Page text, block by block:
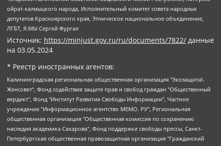
ойрат-калмыцкого народа, Исполнительный комитет совета народных
депутатов Красноярского края, Этническое национальное объединение,
ЛГБТ, Я.МЫ Сергей Фургал
Источник: https://minjust.gov.ru/ru/documents/7822/ данные
на 03.05.2024
* Реестр иностранных агентов:
Калининградская региональная общественная организация "Экозащита!-Женсовет", Фонд содействия защите прав и свобод граждан "Общественный вердикт", Фонд "Институт Развития Свободы Информации", Частное учреждение "Информационное агентство МЕМО. РУ", Региональная общественная организация "Общественная комиссия по сохранению наследия академика Сахарова", Фонд поддержки свободы прессы, Санкт-Петербургская общественная правозащитная организация "Гражданский контроль", Межрегиональная общественная организация "Информационно-просветительский центр "Мемориал", Региональный Фонд "Центр Защиты Прав Средств Массовой Информации", с 05.12.2023 Фонд "Центр Защиты Прав Средств массовой информации", Региональная общественная благотворительная организация помощи беженцам и мигрантам "Гражданское содействие", Негосударственное образовательное учреждение дополнительного профессионального образования (повышение квалификации) специалистов "АКАДЕМИЯ ПО ПРАВАМ ЧЕЛОВЕКА", Свердловская региональная общественная организация "Сутяжник", Автономная некоммерческая организация "Центр независимых социологических исследований", Союз общественных объединений "Российский исследовательский центр по правам человека", Региональное общественное учреждение научно-информационный центр "МЕМОРИАЛ", Некоммерческая организация "Фонд защиты гласности", Автономная некоммерческая организация "Институт прав человека", Городская общественная организация "Екатеринбургское общество "МЕМОРИАЛ", Городская общественная организация "Рязанское историко-просветительское и правозащитное общество "Мемориал" (Рязанский Мемориал), Челябинский региональный орган общественной самодеятельности – женское общественное объединение "Женщины Евразии", Челябинский региональный орган общественной самодеятельности "Уральская правозащитная группа", Фонд содействия защите здоровья и социальной справедливости имени Андрея Рылькова, Автономная Некоммерческая Организация "Аналитический Центр Юрия Левады", Автономная некоммерческая организация социальной поддержки населения "Проект Апрель", Региональная общественная организация помощи женщинам и детям, находящимся в кризисной ситуации "Информационно-методический центр "Анна", Фонд содействия развитию массовых коммуникаций и правовому просвещению "Так-так-Так", Фонд содействия устойчивому развитию "Серебряная тайга", Свердловский региональный общественный фонд социальных проектов "Новое время", "Idel.Реалии", Кавказ.Реалии, Крым.Реалии, Телеканал Настоящее Время, Татаро-башкирская служба Радио Свобода (Azatliq Radiosi), Радио Свободная Европа/Радио Свобода (PCE/PC), "Сибирь.Реалии", "Фактограф", Благотворительный фонд помощи осужденным и их семьям, Автономная некоммерческая организация "Институт глобализации и социальных движений", Фонд "В защиту прав заключенных", Частное учреждение "Центр поддержки и содействия развитию средств массовой информации", Пензенский региональный общественный благотворительный фонд "Гражданский союз", "Север.Реалии", Некоммерческая организация Фонд "Правовая инициатива", Общество с ограниченной ответственностью "Радио Свободная Европа/Радио Свобода", Чешское информационное агентство "MEDIUM-ORIENT", Красноярская региональная общественная организация "Мы против СПИДа", Камалягин Денис Николаевич, Маркелов Сергей Евгеньевич, Пономарев Лев Александрович, Савицкая Людмила Алексеевна, Автономная некоммерческая организация "Центр по работе с проблемой насилия "НАСИЛИЮ.НЕТ", Межрегиональный профессиональный союз работников здравоохранения "Альянс врачей", Юридическое лицо, зарегистрированное в Латвийской Республике, SIA "Medusa Project" (регистрационный номер 40103797863, дата регистрации 10.06.2014), Некоммерческая организация "Фонд по борьбе с коррупцией", Автономная некоммерческая организация "Институт права и публичной политики", Баданин Роман Сергеевич, Гликин Максим Александрович, Железнова Мария Михайловна, Лукьянова Юлия Сергеевна, Маетная Елизавета Витальевна, Маняхин Петр Борисович, Чуракова Ольга Владимировна, Ярош Юлия Петровна, Юридическое лицо "The Insider SIA", зарегистрированное в Риге, Латвийская Республика (дата регистрации 26.06.2015), являющееся администратором доменного имени интернет-издания "The Insider SIA", https://theins.ru, Постернак Алексей Евгеньевич, Рубин Михаил Аркадьевич, Анин Роман Александрович, Юридическое лицо Istories fonds, зарегистрированное в Латвийской Республике (регистрационный номер 50008295751, дата регистрации 24.02.2020), Великовский Дмитрий Александрович, Долинина Ирина Николаевна, Мароховская Алеся Алексеевна, Шлейнов Роман Юрьевич, Шмагун Олеся Валентиновна, Общество с ограниченной ответственностью "Альтаир 2021", Общество с ограниченной ответственностью "Вега 2021", Общество с ограниченной ответственностью "Главный редактор 2021", Общество с ограниченной ответственностью "Ромашки монолит", Важенков Артем Валерьевич, Ивановская областная общественная организация "Центр гендерных исследований", Гурман Юрий Альбертович, Медиапроект "ОВД-Инфо", Егоров Владимир Владимирович, Жилинский Владимир Александрович, Общество с ограниченной ответственностью "ЗП", Иванова София Юрьевна, Карезина Инна Павловна, Кильтау Екатерина Викторовна, Петров Алексей Викторович, Пискунов Сергей Евгеньевич, Смирнов Сергей Сергеевич, Тихонов Михаил Сергеевич, Общество с ограниченной ответственностью "ЖУРНАЛИСТ-ИНОСТРАННЫЙ АГЕНТ", Арапова Галина Юрьевна, Вольтская Татьяна Анатольевна, Американская компания "Mason G.E.S. Anonymous Foundation" (США), являющаяся владельцем интернет-издания https://mnews.world/, Компания "Stichting Bellingcat", зарегистрированная в Нидерландах (дата регистрации 11.07.2018), Захаров Андрей Вячеславович, Клепиковская Екатерина Дмитриевна, Общество с ограниченной ответственностью "МЕМО", Перл Роман Александрович, Симонов Евгений Алексеевич, Соловьева Елена Анатольевна, Сотников Даниил Владимирович, Сурначева Елизавета Дмитриевна, Автономная некоммерческая организация по защите прав человека и информированию населения "Якутия – Наше Мнение", Общество с ограниченной ответственностью "Москоу диджитал медиа", с 26.01.2023 Общество с ограниченной ответственностью "Чайка Белые сады", Ветошкина Валерия Валерьевна, Заговора Максим Александрович, Межрегиональное общественное движение "Российская ЛГБТ - сеть", Оленичев Максим Владимирович, Павлов Иван Юрьевич, Скворцова Елена Сергеевна, Общество с ограниченной ответственностью "Как бы инагент", Кочетков Игорь Викторович, Общество с ограниченной ответственностью "Честные выборы", Еланчик Олег Александрович, Общество с ограниченной ответственностью "Нобелевский призыв", Гималова Регина Эмилевна, Григорьев Андрей Валерьевич, Григорьева Алина Александровна, Ассоциация по содействию защите прав призывников, альтернативнослужащих и военнослужащих "Правозащитная группа "Гражданин.Армия.Право", Хисамова Регина Фаритовна, Автономная некоммерческая организация по реализации социально-правовых программ "Лилит", Дальневосточное общественное движение "Маяк", Санкт-Петербургская ЛГБТ-инициативная группа "Выход", Инициативная группа ЛГБТ+ "Реверс", Алексеев Андрей Викторович, Бекбулатова Таисия Львовна, Беляев Иван Михайлович, Владыкина Елена Сергеевна, Гельман Марат Александрович, Никульшина Вероника Юрьевна, Толоконникова Надежда Андреевна, Шендерович Виктор Анатольевич, Общество с ограниченной ответственностью "Данное сообщение", Общество с ограниченной ответственностью Издательский дом "Новая глава", Айнбиндер Александра Александровна, Московский комьюнити-центр для ЛГБТ+инициатив, Благотворительный фонд развития филантропии, Deutsche Welle (Германия, Kurt-Schumacher-Strasse 3, 53113 Bonn), Борзунова Мария Михайловна, Воробьев Виктор Викторович, Голубева Анна Львовна, Константинова Алла Михайловна, Малкова Ирина Владимировна, Мурадов Мурад Абдулгалимович, Осетинская Елизавета Николаевна, Понасенков Евгений Николаевич, Ганапольский Матвей Юрьевич, Киселев Евгений Алексеевич, Борухович Ирина Григорьевна, Дремин Иван Тимофеевич, Дубровский Дмитрий Викторович, Красноярская региональная общественная организация поддержки и развития альтернативных образовательных технологий и межкультурных коммуникаций "ИНТЕРРА", Маяковская Екатерина Алексеевна, Фейгин Марк Захарович, Филимонов Андрей Викторович, Дзугкоева Регина Николаевна, Доброхотов Роман Александрович, Дудь Юрий Александрович, Елкин Сергей Владимирович, Кругликов Кирилл Игоревич, Сабунаева Мария Леонидовна, Семенов Алексей Владимирович, Шаинян Карен Багратович, Шульман Екатерина Михайловна, Асафьев Артур Валерьевич, Вахштайн Виктор Семенович, Венедиктов Алексей Алексеевич, Лушникова Екатерина Евгеньевна, Волков Леонид Михайлович, Невзоров Александр Глебович, Пархоменко Сергей Борисович, Сироткин Ярослав Николаевич, Кара-Мурза Владимир Владимирович, Баранова Наталья Владимировна, Гозман Леонид Яковлевич, Кагарлицкий Борис Юльевич, Климарев Михаил Валерьевич, Милов Владимир Станиславович, Автономная некоммерческая организация Краснодарский центр современного искусства "Типография", Моргенштерн Алишер Тагирович, Соболь Любовь Эдуардовна, Общество с ограниченной ответственностью "ЛИЗА НОРМ", Каспаров Гарри Кимович, Ходорковский Михаил Борисович, Общество с ограниченной ответственностью "Апрельские тезисы", Данилович Ирина Брониславовна, Кашин Олег Владимирович, Петров Николай Владимирович, Пивоваров Алексей Владимирович, Соколов Михаил Владимирович, Цветкова Юлия Владимировна, Чичваркин Евгений Александрович, Комитет против пыток/Команда против пыток, Общество с ограниченной ответственностью "Первый научный", Общество с ограниченной ответственностью "Вертолет и ко", Белоцерковская Вероника Борисовна, Кац Максим Евгеньевич, Лазарева Татьяна Юрьевна, Шаведдинов Руслан Табризович, Яшин Илья Валерьевич, Общество с ограниченной ответственностью "Иноагент ААВ", Алешковский Дмитрий Петрович, Альбац Евгения Марковна, Быков Дмитрий Львович, Галямина Юлия Евгеньевна, Лойко Сергей Леонидович, Мартынов Кирилл Константинович, Медведев Сергей Александрович, Крашенинников Федор Геннадиевич, Гордеева Катерина Вл